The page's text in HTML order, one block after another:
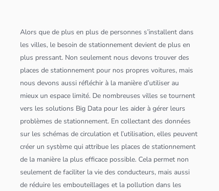
Alors que de plus en plus de personnes s’installent dans
les villes, le besoin de stationnement devient de plus en
plus pressant. Non seulement nous devons trouver des
places de stationnement pour nos propres voitures, mais
nous devons aussi réfléchir à la manière d’utiliser au
mieux un espace limité. De nombreuses villes se tournent
vers les solutions Big Data pour les aider à gérer leurs
problèmes de stationnement. En collectant desdonnées
sur les schémas de circulation et l’utilisation, elles peuvent
créer un système qui attribue les places de stationnement
de la manière la plus efficace possible. Cela permet non
seulement de faciliter la vie des conducteurs, mais aussi
de réduire les embouteillages et la pollution dans les